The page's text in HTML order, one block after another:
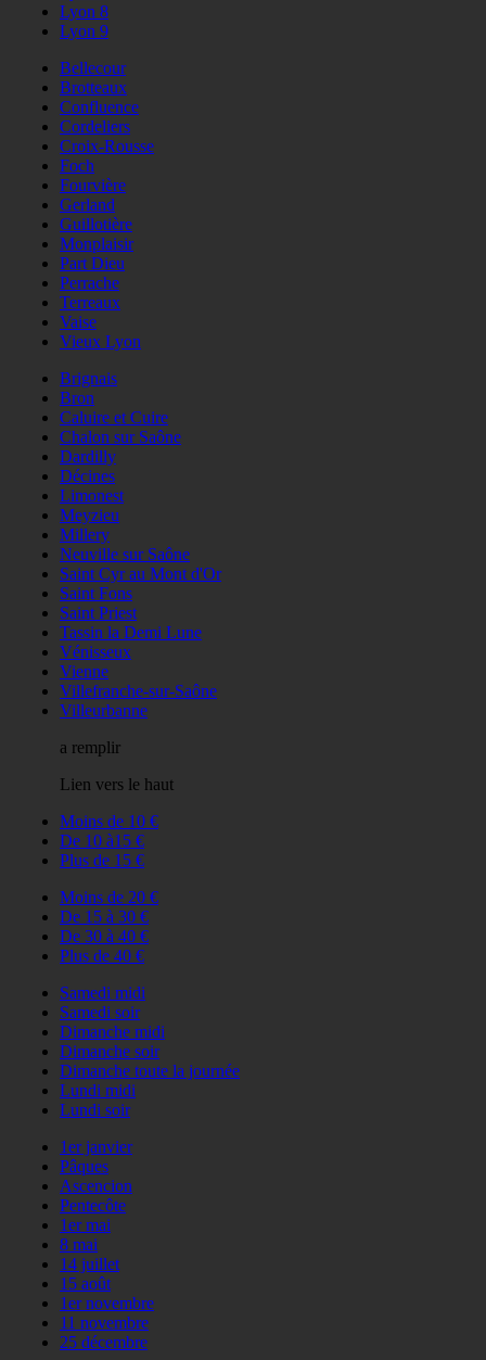
Lyon 8
Lyon 9
Bellecour
Brotteaux
Confluence
Cordeliers
Croix-Rousse
Foch
Fourvière
Gerland
Guillotière
Monplaisir
Part Dieu
Perrache
Terreaux
Vaise
Vieux Lyon
Brignais
Bron
Caluire et Cuire
Chalon sur Saône
Dardilly
Décines
Limonest
Meyzieu
Millery
Neuville sur Saône
Saint Cyr au Mont d'Or
Saint Fons
Saint Priest
Tassin la Demi Lune
Vénisseux
Vienne
Villefranche-sur-Saône
Villeurbanne
a remplir
Lien vers le haut
Moins de 10 €
De 10 à15 €
Plus de 15 €
Moins de 20 €
De 15 à 30 €
De 30 à 40 €
Plus de 40 €
Samedi midi
Samedi soir
Dimanche midi
Dimanche soir
Dimanche toute la journée
Lundi midi
Lundi soir
1er janvier
Pâques
Ascencion
Pentecôte
1er mai
8 mai
14 juillet
15 août
1er novembre
11 novembre
25 décembre